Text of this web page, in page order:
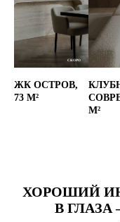
СКОРО
ЖК ОСТРОВ,
73 М²
М²
ХОРОШИЙ
В